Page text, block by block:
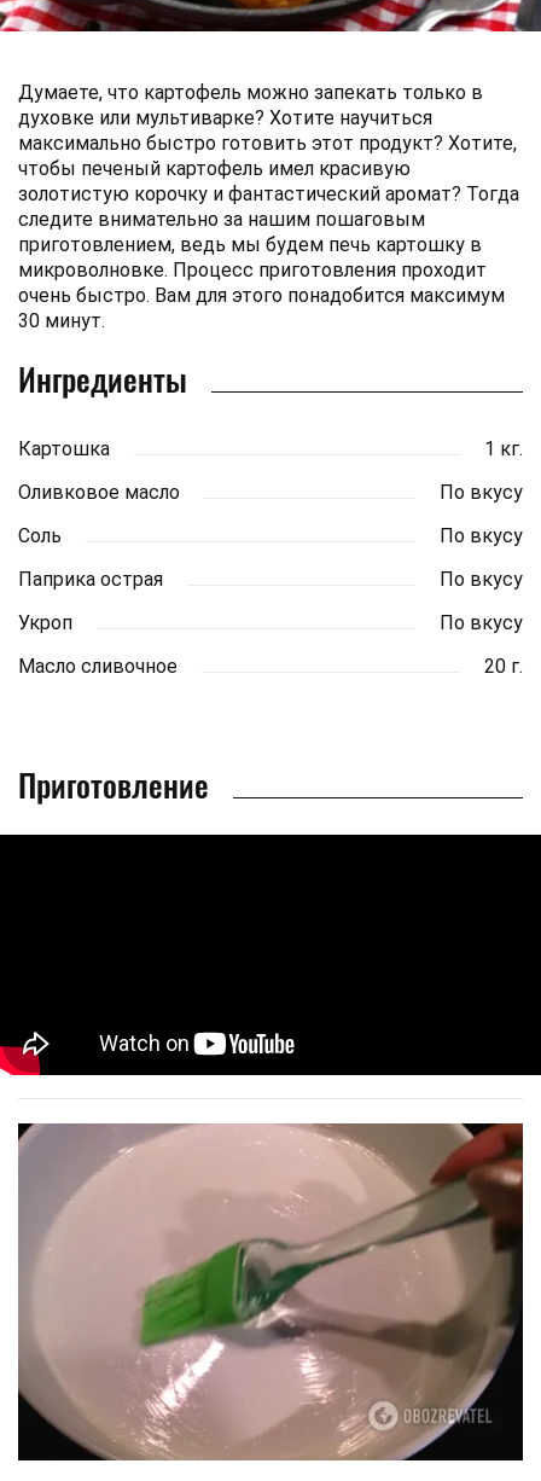
Думаете, что картофель можно запекать только в
духовке или мультиварке? Хотите научиться
максимально быстро готовить этот продукт? Хотите,
чтобы печеный картофель имел красивую
золотистую корочку и фантастический аромат? Тогда
следите внимательно за нашим пошаговым
приготовлением, ведь мы будем печь картошку в
микроволновке. Процесс приготовления проходит
очень быстро. Вам для этого понадобится максимум
30 минут.
Ингредиенты
Картошка
1 кг.
Оливковое масло
По вкусу
Соль
По вкусу
Паприка острая
По вкусу
Укроп
По вкусу
Масло сливочное
20 г.
Приготовление